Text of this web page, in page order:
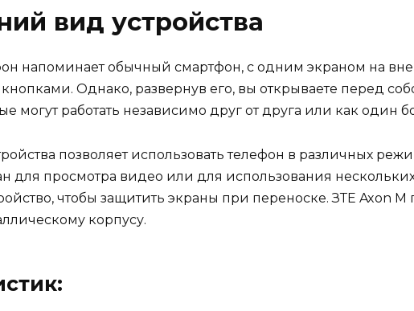
вид устройства
напоминает обычный смартфон, с одним экраном на
Однако, развернув его, вы открываете перед
могут работать независимо друг от друга или как один
позволяет использовать телефон в различных
для просмотра видео или для использования
чтобы защитить экраны при переноске. ЗТЕ Axon
корпусу.